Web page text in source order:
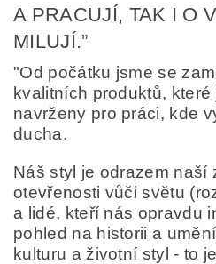
A PRACUJÍ, TAK I O
MILUJÍ.”
"Od počátku jsme se
kvalitních produktů,
navrženy pro práci, kde
ducha.
Náš styl je odrazem naší
otevřenosti vůči světu
a lidé, kteří nás opravdu
pohled na historii a
kulturu a životní styl - to